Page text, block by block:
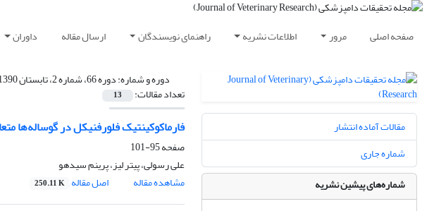
صفحه اصلی مرور اطلاعات نشریه راهنمای نویسندگان ارسال مقاله داوران
دوره و شماره:دوره 66، شماره 2، تابستان 1390
تعداد مقالات: 13
فارماکوکینتیک فلورفنیکل در گوساله‌ها
صفحه95-101
علی رسولی، پیتر لیز، پرینم سیدهو
مشاهده مقاله
اصل مقاله 250.11 K
مقالات آماده انتشار
شماره جاری
شماره‌های پیشین نشریه